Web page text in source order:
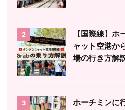
2
【国際線】ホ
ャット空港か
場の行き方解
3
ホーチミンに